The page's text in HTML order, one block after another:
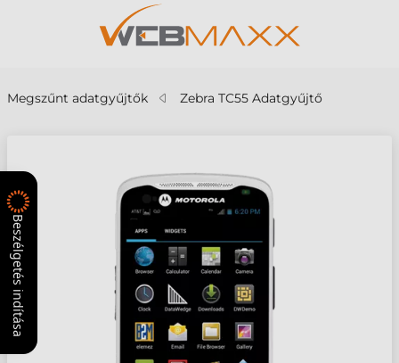
Megszűnt adatgyűjtők Zebra TC55 Adatgyűjtő
Beszélgetés indítása